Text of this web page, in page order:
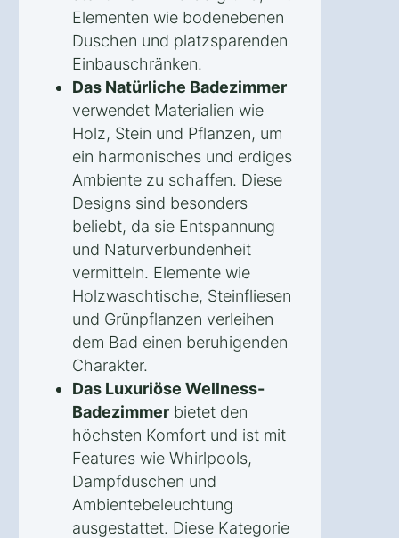
Elementen wie bodenebenen
Duschen und platzsparenden
Einbauschränken.
Das Natürliche Badezimmer
verwendet Materialien wie
Holz, Stein und Pflanzen, um
ein harmonisches und erdiges
Ambiente zu schaffen. Diese
Designs sind besonders
beliebt, da sie Entspannung
und Naturverbundenheit
vermitteln. Elemente wie
Holzwaschtische, Steinfliesen
und Grünpflanzen verleihen
dem Bad einen beruhigenden
Charakter.
Das Luxuriöse Wellness-
Badezimmer bietet den
höchsten Komfort und ist mit
Features wie Whirlpools,
Dampfduschen und
Ambientebeleuchtung
ausgestattet. Diese Kategorie